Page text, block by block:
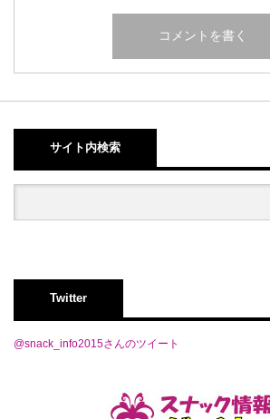
サイト内検索
Twitter
@snack_info2015さんのツイート